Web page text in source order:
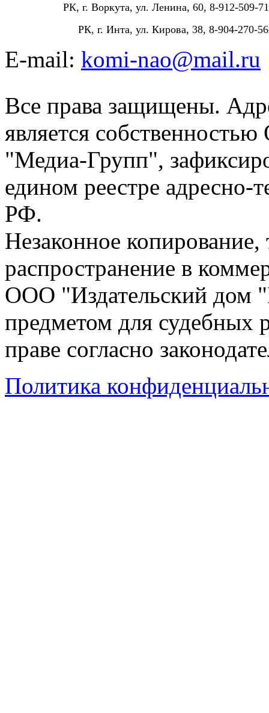
РК, г. Воркута, ул. Ленина, 60, 8-912-509-
РК, г. Инта, ул. Кирова, 38, 8-904-270-
E-mail: komi-nao@mail.ru
Все права защищены.
является
"Медиа-Групп",
едином реестре адресно-
РФ.
Незаконное
распространение в
ООО "Издательский дом
предметом для судебных
праве согласно
Политика